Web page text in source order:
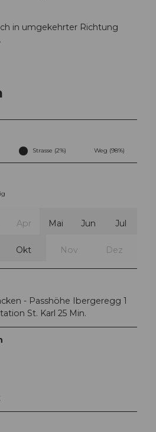
in umgekehrter Richtung
Strasse (2%) Weg (98%)
Apr Mai Jun Jul
Okt Nov Dez
- Passhöhe Ibergeregg 1
St. Karl 25 Min.